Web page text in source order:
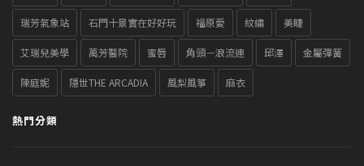
瑞芳氣象站 石門十景實在好好玩 福原愛 紋繡 美睫
艾瑞兒美學 萬芳醫院 蜜唇 角頭－浪流連 邱澤 金屬彈簧
陳庭妮 隱世THE ARCADIA 風梨風箏 麻衣
熱門分類